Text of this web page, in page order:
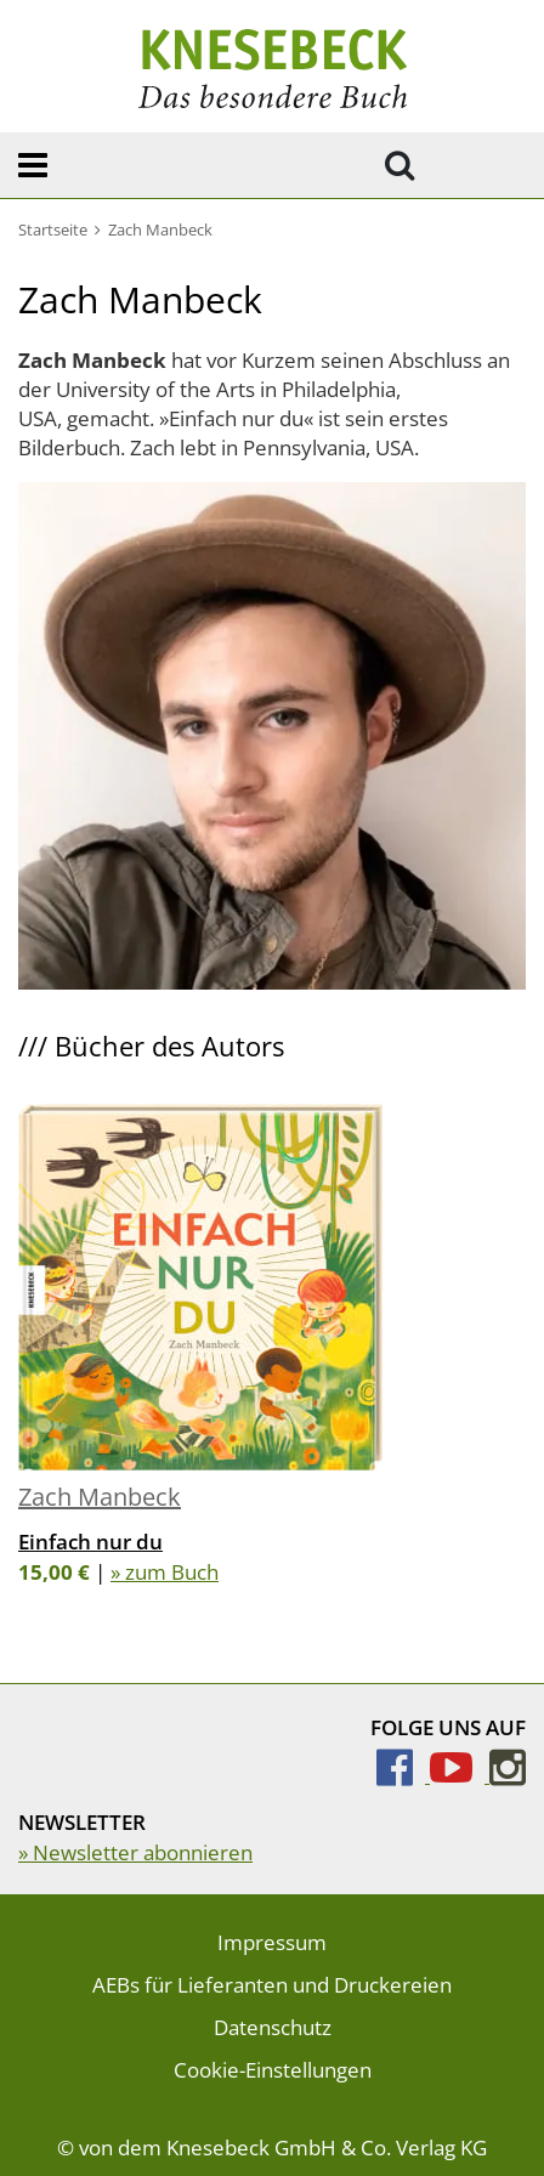
Startseite Zach Manbeck
Zach Manbeck
Zach Manbeck hat vor Kurzem seinen Abschluss an
der University of the Arts in Philadelphia,
USA, gemacht. »Einfach nur du« ist sein erstes
Bilderbuch. Zach lebt in Pennsylvania, USA.
/// Bücher des Autors
Zach Manbeck
Einfach nur du
15,00 € | » zum Buch
FOLGE UNS AUF
NEWSLETTER
» Newsletter abonnieren
Impressum
AEBs für Lieferanten und Druckereien
Datenschutz
Cookie-Einstellungen
© von dem Knesebeck GmbH & Co. Verlag KG